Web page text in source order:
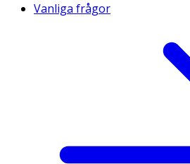
Vanliga frågor